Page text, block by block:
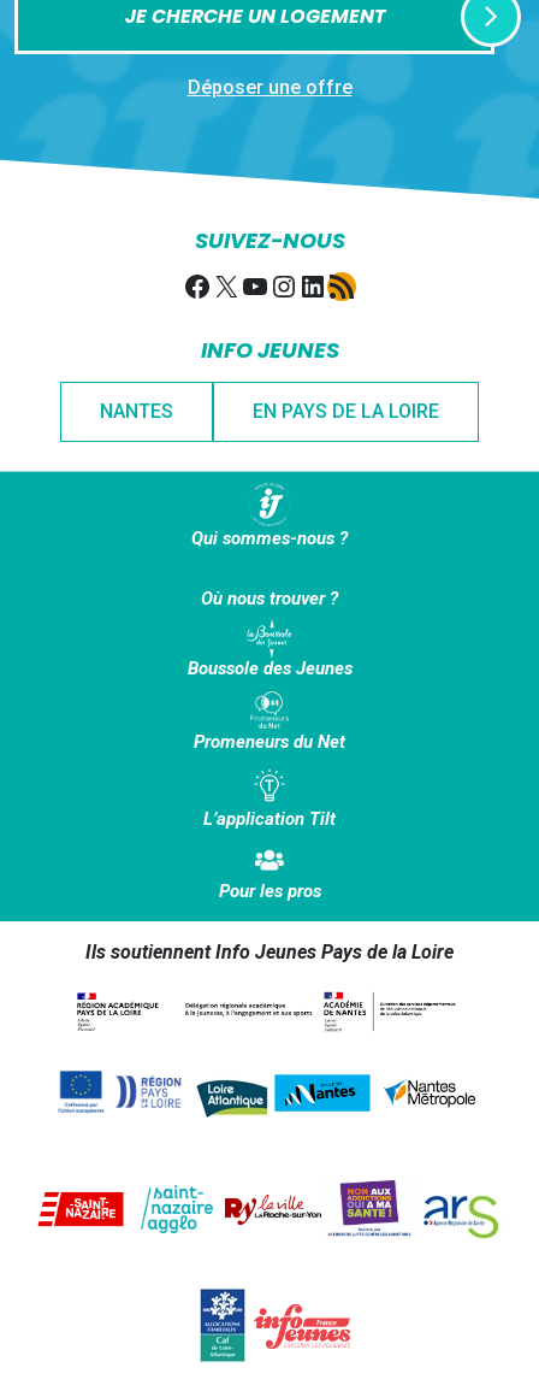
JE CHERCHE UN LOGEMENT
Déposer une offre
SUIVEZ-NOUS
Facebook
X YouTube
Instagram
LinkedIn
Flux RSS
INFO JEUNES
NANTES EN PAYS DE LA LOIRE
Qui sommes-nous ?
Où nous trouver ?
Boussole des Jeunes
Promeneurs du Net
L’application Tilt
Pour les pros
Ils soutiennent Info Jeunes Pays de la Loire